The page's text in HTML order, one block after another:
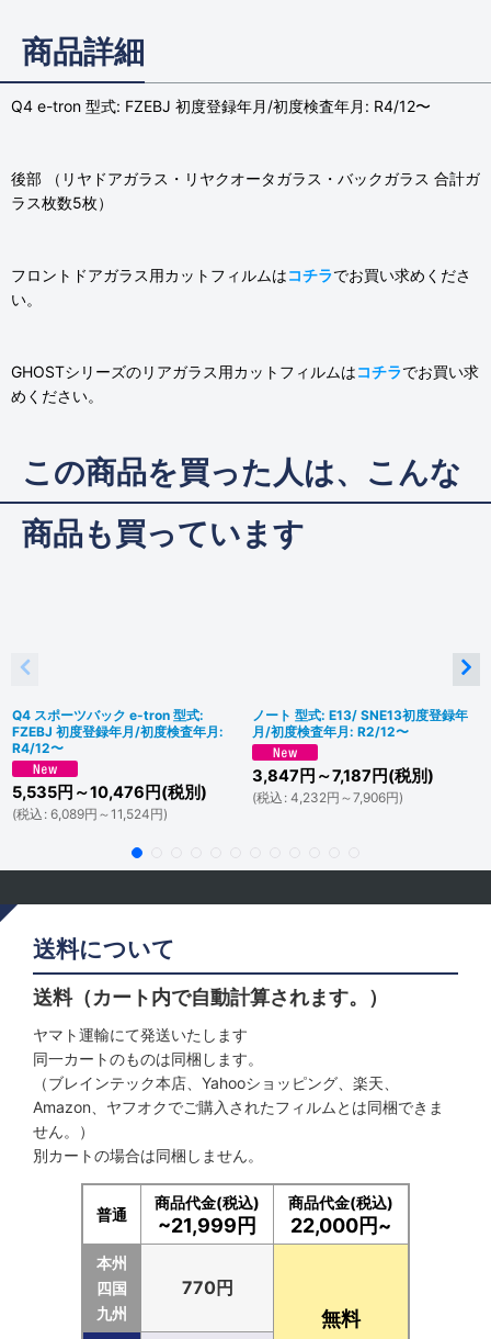
商品詳細
Q4 e-tron 型式: FZEBJ 初度登録年月/初度検査年月: R4/12〜
後部 （リヤドアガラス・リヤクオータガラス・バックガラス 合計ガ
ラス枚数5枚）
フロントドアガラス用カットフィルムはコチラでお買い求めくださ
い。
GHOSTシリーズのリアガラス用カットフィルムはコチラでお買い求
めください。
この商品を買った人は、こんな
商品も買っています
Q4 スポーツバック e-tron 型式:
FZEBJ 初度登録年月/初度検査年月:
R4/12〜
5,535円 ～10,476 円(税別)
(税込 : 6,089円 ～11,524円)
ノート 型式: E13/ SNE13初度登録年
月/初度検査年月: R2/12〜
3,847 円 ～7,187 円(税別)
(税込 : 4,232円 ～7,906円)
送料について
送料（カート内で自動計算されます。）
ヤマト運輸にて発送いたします
同一カートのものは同梱します。
（ブレインテック本店、Yahooショッピング、楽天、
Amazon、ヤフオクでご購入されたフィルムとは同梱できま
せん。）
別カートの場合は同梱しません。
普通
商品代金(税込)
~21,999円
商品代金(税込)
22,000円~
本州
四国
九州
770円
無料